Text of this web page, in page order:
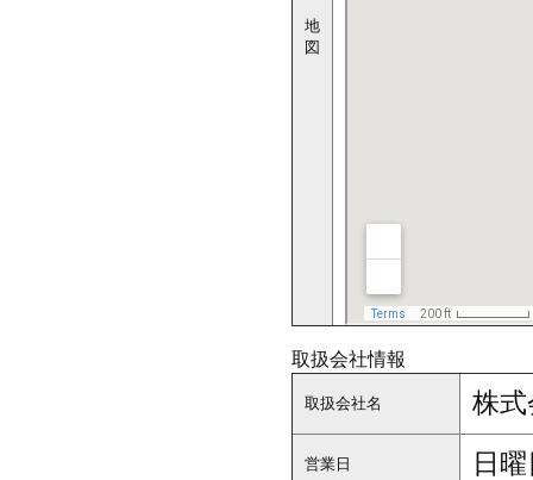
地
図
取扱会社情報
取扱会社名 株
営業日 日